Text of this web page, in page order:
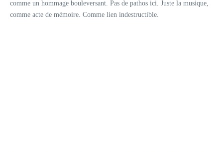
comme un hommage bouleversant. Pas de pathos ici. Juste la musique,
comme acte de mémoire. Comme lien indestructible.